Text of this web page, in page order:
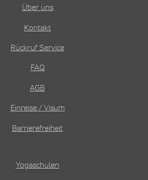
Über uns
Kontakt
Rückruf Service
FAQ
AGB
Einreise / Visum
Barrierefreiheit
Yogaschulen